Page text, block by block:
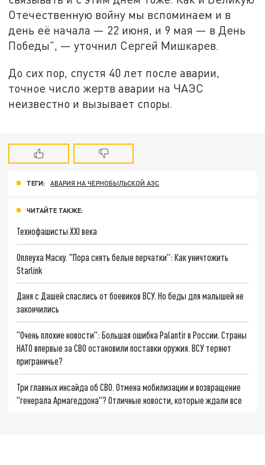
Отечественную войну мы вспоминаем и в
день её начала — 22 июня, и 9 мая — в День
Победы", — уточнил Сергей Мишкарев.
До сих пор, спустя 40 лет послеаварии
точное число жертв аварии на ЧАЭС
неизвестно и вызывает споры.
ТЕГИ: АВАРИЯ НА ЧЕРНОБЫЛЬСКОЙ АЭС
ЧИТАЙТЕ ТАКЖЕ:
Технофашисты XXI века
Оплеуха Маску. "Пора снять белые перчатки": Как уничтожить
Starlink
Даня с Дашей спаслись от боевиков ВСУ. Но беды для малышей не
закончились
"Очень плохие новости": Большая ошибка Palantir в России. Страны
НАТО впервые за СВО остановили поставки оружия. ВСУ теряют
приграничье?
Три главных инсайда об СВО. Отмена мобилизации и возвращение
"генерала Армагеддона"? Отличные новости, которые ждали все